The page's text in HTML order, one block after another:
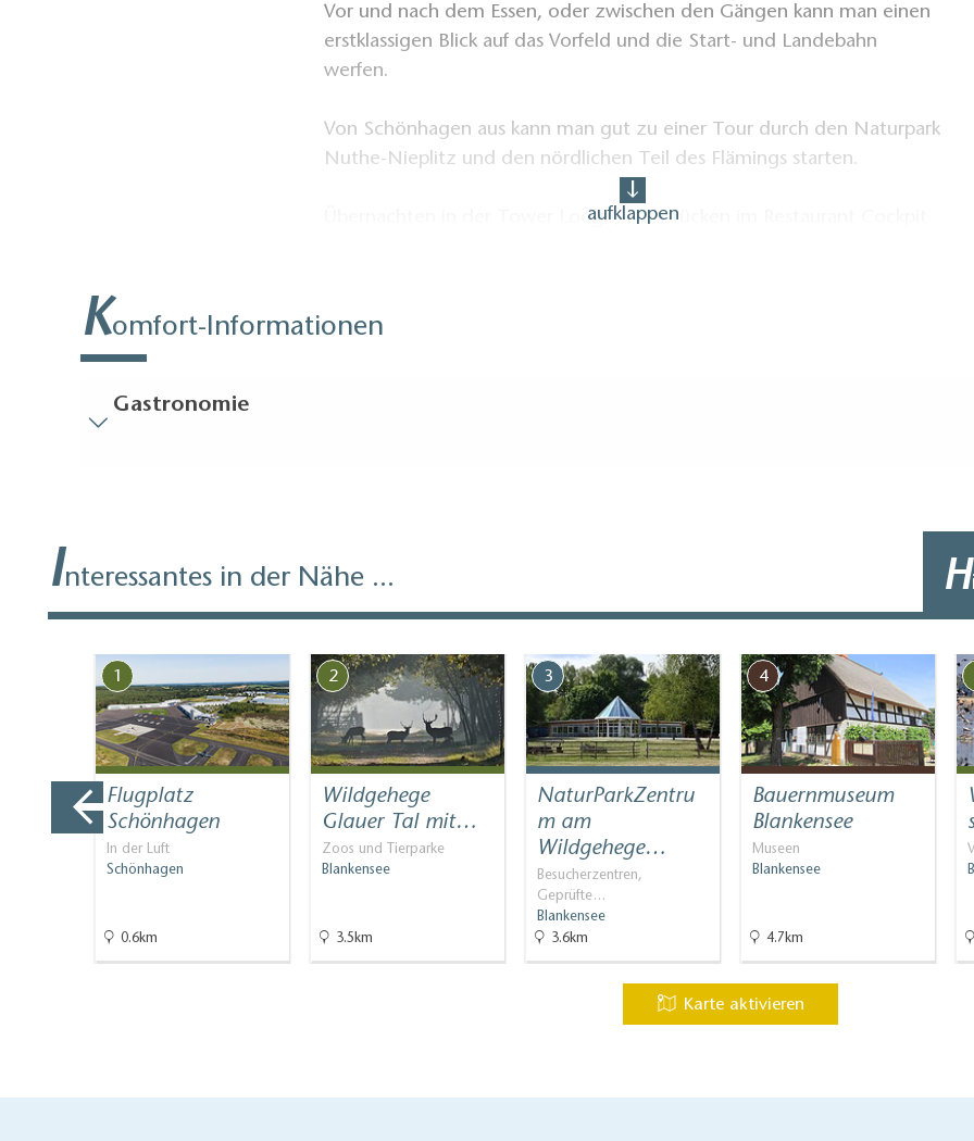
Vor und nach dem Essen, oder zwischen den Gängen kann man einen
erstklassigen Blick auf das Vorfeld und die Start- und Landebahn
werfen.
Von Schönhagen aus kann man gut zu einer Tour durch den Naturpark
Nuthe-Nieplitz und den nördlichen Teil des Flämings starten.
Übernachten in der Tower Lodge, Frühstücken im Restaurant Cockpit
kann die Cockpit Crew passende Räumlichkeiten anbieten.
aufklappen
Komfort-Informationen
Gastronomie
Überall ebener, stolperfreier Bodenbelag (innen und außen)
Gäste-WC
Gäste-WC ist ohne Treppen erreichbar
Weitere Angaben
Handläufe an allen Treppen
Abstellmöglichkeiten für Kinderwagen / Rollatoren etc.
Wickelmöglichkeit für Kleinkinder
Interessantes in der Nähe ... H
1
Flugplatz
Schönhagen
In der Luft
Schönhagen
0.6km
2
Wildgehege
Glauer Tal mit…
Zoos und Tierparke
Blankensee
3.5km
3
NaturParkZentru
m am
Wildgehege…
Besucherzentren,
Geprüfte…
Blankensee
3.6km
4
Bauernmuseum
Blankensee
Museen
Blankensee
4.7km
Karte aktivieren